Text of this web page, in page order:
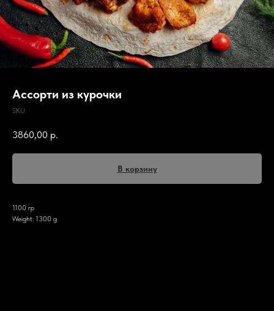
Ассорти из курочки
SKU:
3860,00 р.
В корзину
1100 гр
Weight: 1300 g